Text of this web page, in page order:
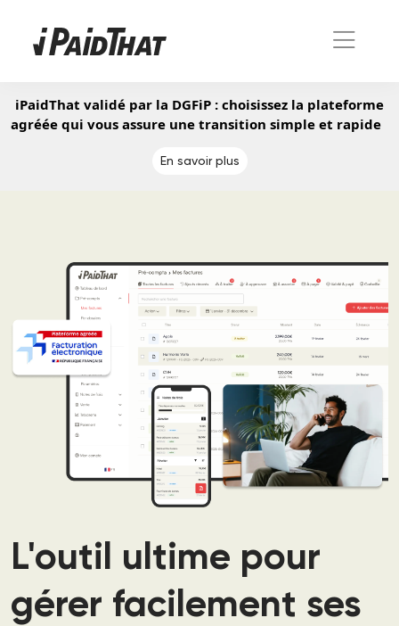
iPaidThat validé par la DGFiP : choisissez la plateforme
agréée qui vous assure une transition simple et rapide
En savoir plus
L'outil ultime pour
gérer facilement ses